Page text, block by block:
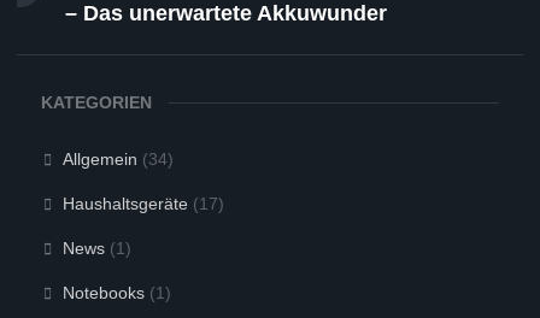
– Das unerwartete Akkuwunder
KATEGORIEN
Allgemein (34)
Haushaltsgeräte (17)
News(1)
Notebooks(1)